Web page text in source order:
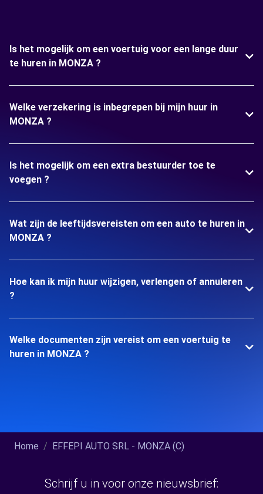
Is het mogelijk om een voertuig voor een lange duur
te huren in MONZA ?
Welke verzekering is inbegrepen bij mijn huur in
MONZA ?
Is het mogelijk om een extra bestuurder toe te
voegen ?
Wat zijn de leeftijdsvereisten om een auto te huren in
MONZA ?
Hoe kan ik mijn huur wijzigen, verlengen of annuleren
?
Welke documenten zijn vereist om een voertuig te
huren in MONZA ?
Home EFFEPI AUTO SRL - MONZA (C)
Schrijf u in voor onze nieuwsbrief: